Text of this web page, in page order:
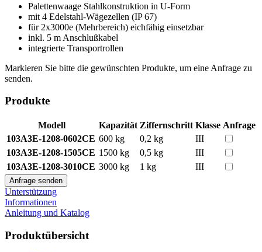
Palettenwaage Stahlkonstruktion in U-Form
mit 4 Edelstahl-Wägezellen (IP 67)
für 2x3000e (Mehrbereich) eichfähig einsetzbar
inkl. 5 m Anschlußkabel
integrierte Transportrollen
Markieren Sie bitte die gewünschten Produkte, um eine Anfrage zu
senden.
Produkte
Modell Kapazität Ziffernschritt Klasse Anfrage
103A3E-1208-0602CE 600 kg 0,2 kg
III
103A3E-1208-1505CE 1500 kg 0,5 kg
III
103A3E-1208-3010CE 3000 kg 1 kg III
Unterstützung
Informationen
Anleitung und Katalog
Produktübersicht